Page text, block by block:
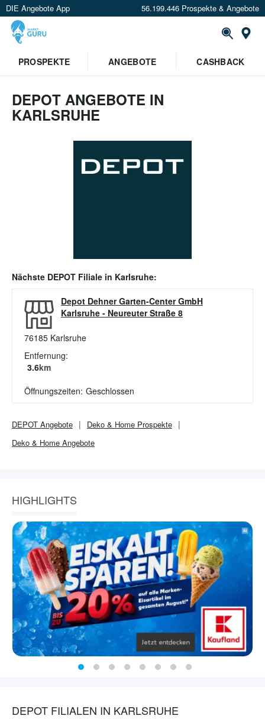
DIE Angebote App 56.199.446 Prospekte & Angebote
PROSPEKTE
ANGEBOTE CASHBACK
DEPOT ANGEBOTE IN
KARLSRUHE
Nächste DEPOT Filiale in Karlsruhe:
Depot Dehner Garten-Center GmbH
Karlsruhe - Neureuter Straße 8
76185 Karlsruhe
Entfernung:
3.6km
Öffnungszeiten: Geschlossen
DEPOT Angebote Deko & Home Prospekte
Deko & Home Angebote
HIGHLIGHTS
DEPOT FILIALEN IN KARLSRUHE